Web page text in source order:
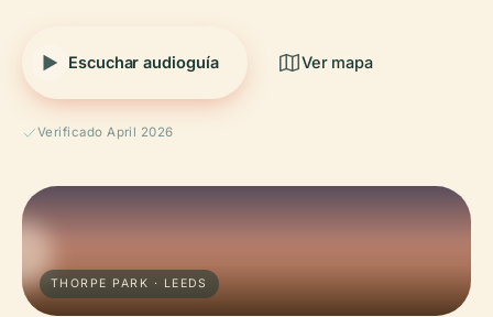
Escuchar audioguía Ver mapa
Verificado April 2026
THORPE PARK · LEEDS